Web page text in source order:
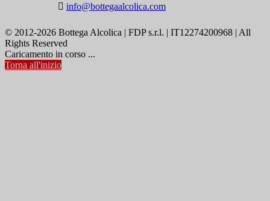
 info@bottegaalcolica.com
© 2012-2026 Bottega Alcolica | FDP s.r.l. | IT12274200968 | All
Rights Reserved
Caricamento in corso ...
Torna all'inizio